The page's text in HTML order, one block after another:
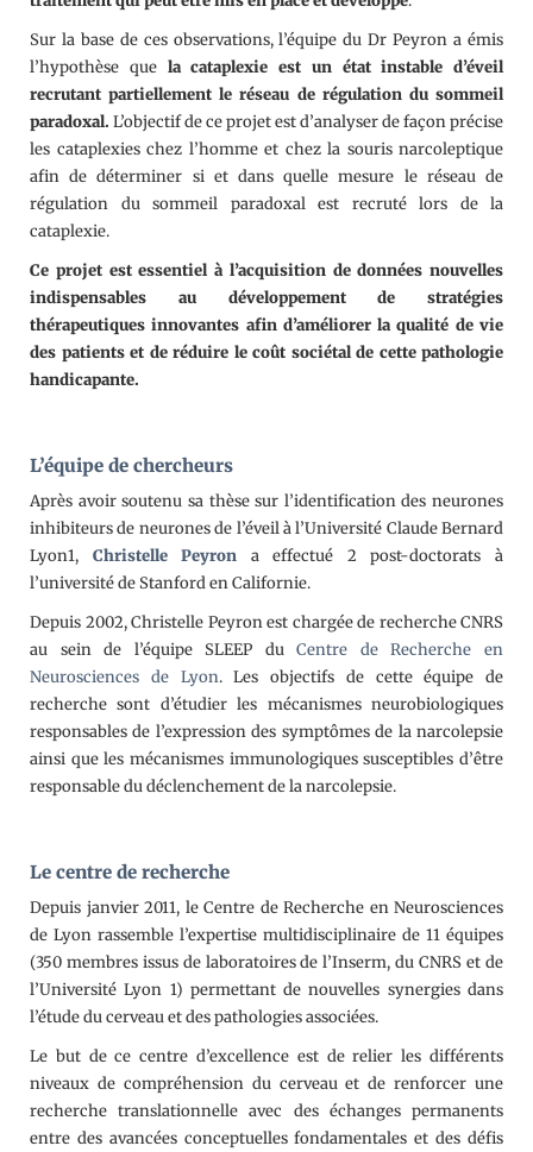
Sur la base de ces observations, l’équipe du Dr Peyron a émis
l’hypothèse que la cataplexie est un état instable d’éveil
recrutant partiellement le réseau de régulation du sommeil
paradoxal. L’objectif de ce projet est d’analyser de façon précise
les cataplexies chez l’homme et chez la souris narcoleptique
afin de déterminer si et dans quelle mesure le réseau de
régulation du sommeil paradoxal est recruté lors de la
cataplexie.
Ce projet est essentiel à l’acquisition de données nouvelles
indispensables au développement de stratégies
thérapeutiques innovantes afin d’améliorer la qualité de vie
des patients et de réduire le coût sociétal de cette pathologie
handicapante.
L’équipe de chercheurs
Après avoir soutenu sa thèse sur l’identification des neurones
inhibiteurs de neurones de l’éveil à l’Université Claude Bernard
Lyon1, Christelle Peyron a effectué 2 post-doctorats à
l’université de Stanford en Californie.
Depuis 2002, Christelle Peyron est chargée de recherche CNRS
au sein de l’équipe SLEEP duCentre de Recherche en
Neurosciences de Lyon. Les objectifs de cette équipe de
recherche sont d’étudier les mécanismes neurobiologiques
responsables de l’expression des symptômes de la narcolepsie
ainsi que les mécanismes immunologiques susceptibles d’être
responsable du déclenchement de la narcolepsie.
Le centre de recherche
Depuis janvier 2011, le Centre de Recherche en Neurosciences
de Lyon rassemble l’expertise multidisciplinaire de 11 équipes
(350 membres issus de laboratoires de l’Inserm, du CNRS et de
l’Université Lyon 1) permettant de nouvelles synergies dans
l’étude du cerveau et des pathologies associées.
Le but de ce centre d’excellence est de relier les différents
niveaux de compréhension du cerveau et de renforcer une
recherche translationnelle avec des échanges permanents
entre des avancées conceptuelles fondamentales et des défis